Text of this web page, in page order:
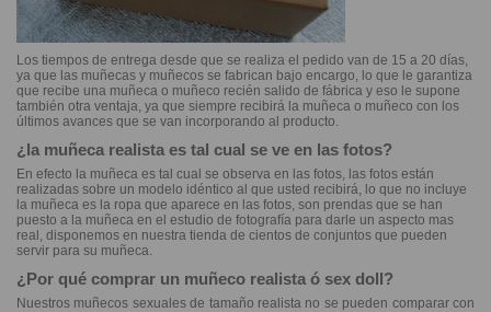
Los tiempos de entrega desde que se realiza el pedido van de 15 a 20 días,
ya que las muñecas y muñecos se fabrican bajo encargo, lo que le garantiza
que recibe una muñeca o muñeco recién salido de fábrica y eso le supone
también otra ventaja, ya que siempre recibirá la muñeca o muñeco con los
últimos avances que se van incorporando al producto.
¿la muñeca realista es tal cual se ve en las fotos?
En efecto la muñeca es tal cual se observa en las fotos, las fotos están
realizadas sobre un modelo idéntico al que usted recibirá, lo que no incluye
la muñeca es la ropa que aparece en las fotos, son prendas que se han
puesto a la muñeca en el estudio de fotografía para darle un aspecto mas
real, disponemos en nuestra tienda de cientos de conjuntos que pueden
servir para su muñeca.
¿Por qué comprar un muñeco realista ó sex doll?
Nuestros muñecos sexuales de tamaño realista no se pueden comparar con